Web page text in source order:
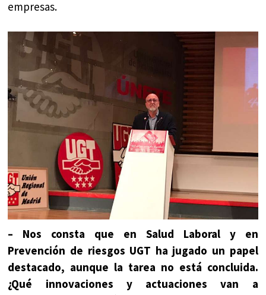
empresas.
– Nos consta que en Salud Laboral y en
Prevención de riesgos UGT ha jugado un papel
destacado, aunque la tarea no está concluida.
¿Qué innovaciones y actuaciones van a